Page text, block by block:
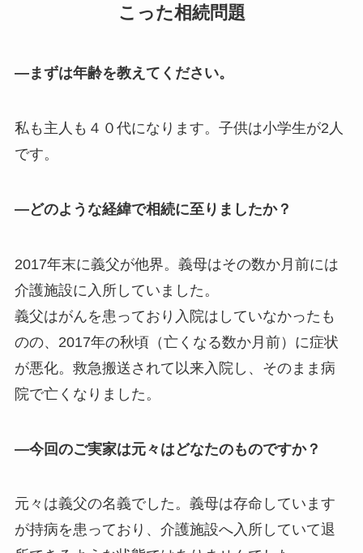
こった相続問題
―まずは年齢を教えてください。
私も主人も４０代になります。子供は小学生が2人
です。
―どのような経緯で相続に至りましたか？
2017年末に義父が他界。義母はその数か月前には
介護施設に入所していました。
義父はがんを患っており入院はしていなかったも
のの、2017年の秋頃（亡くなる数か月前）に症状
が悪化。救急搬送されて以来入院し、そのまま病
院で亡くなりました。
―今回のご実家は元々はどなたのものですか？
元々は義父の名義でした。義母は存命しています
が持病を患っており、介護施設へ入所していて退